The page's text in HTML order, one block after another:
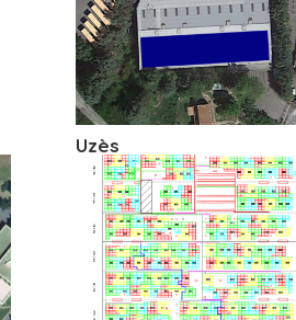
Uzès